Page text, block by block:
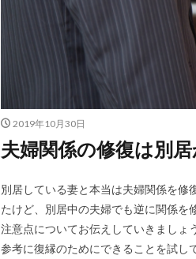
2019年10月30日
夫婦関係の修復は別
別居している妻と本当は夫婦関係を修
たけど、別居中の夫婦でも逆に関係を
注意点についてお伝えしていきましょ
参考に復縁のためにできることを試し